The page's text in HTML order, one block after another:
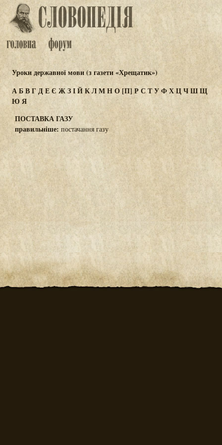
Уроки державної мови (з газети «Хрещатик»)
АБВГДЕЄ ЖЗІЙКЛМНО[П] РСТУФХЦЧШЩ
Ю Я
ПОСТАВКА ГАЗУ
правильніше: постачання газу